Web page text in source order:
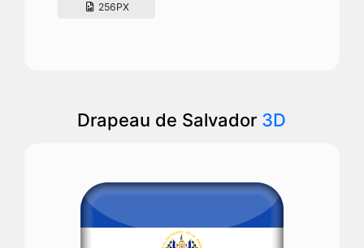
256PX
Drapeau de Salvador 3D